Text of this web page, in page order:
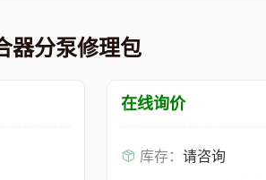
分泵修理包
在线询价
库存： 请咨询